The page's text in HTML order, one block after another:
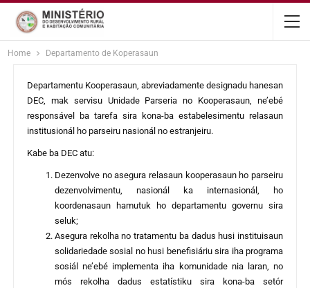
content
Home Departamento de Koperasaun
Departamentu Kooperasaun, abreviadamente designadu hanesan
DEC, mak servisu Unidade Parseria no Kooperasaun, ne’ebé
responsável ba tarefa sira kona-ba estabelesimentu relasaun
institusionál ho parseiru nasionál no estranjeiru.
Kabe ba DEC atu:
Dezenvolve no asegura relasaun kooperasaun ho parseiru
dezenvolvimentu, nasionál ka internasionál, ho
koordenasaun hamutuk ho departamentu governu sira
seluk;
Asegura rekolha no tratamentu ba dadus husi instituisaun
solidariedade sosial no husi benefisiáriu sira iha programa
sosiál ne’ebé implementa iha komunidade nia laran, no
mós rekolha dadus estatístiku sira kona-ba setór